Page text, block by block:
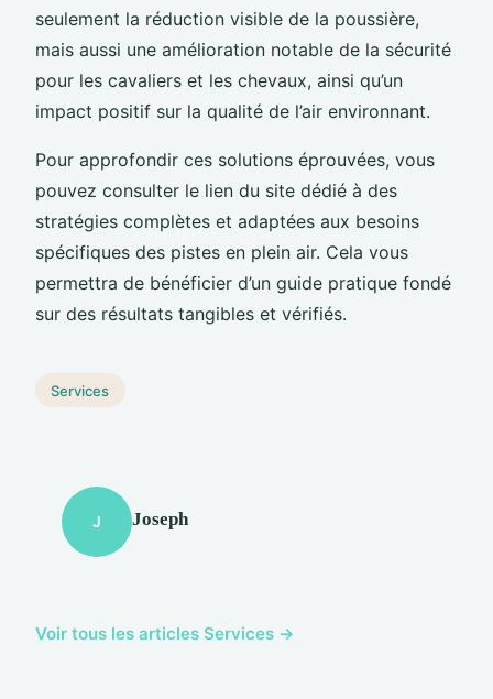
seulement la réduction visible de la poussière,
mais aussi une amélioration notable de la sécurité
pour les cavaliers et les chevaux, ainsi qu’un
impact positif sur la qualité de l’air environnant.
Pour approfondir ces solutions éprouvées, vous
pouvez consulter le lien du site dédié à des
stratégies complètes et adaptées aux besoins
spécifiques des pistes en plein air. Cela vous
permettra de bénéficier d’un guide pratique fondé
sur des résultats tangibles et vérifiés.
Services
J Joseph
Voir tous les articles Services →